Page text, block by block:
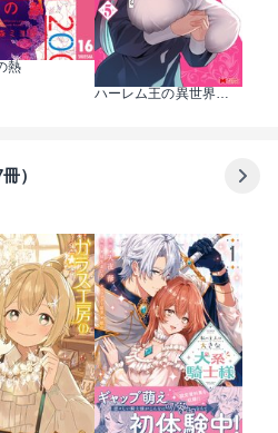
熱
ハーレム王の異世界プレス漫遊記 ～最強無双のおじさんはあらゆる種族を嫁にする～（コミック）
）